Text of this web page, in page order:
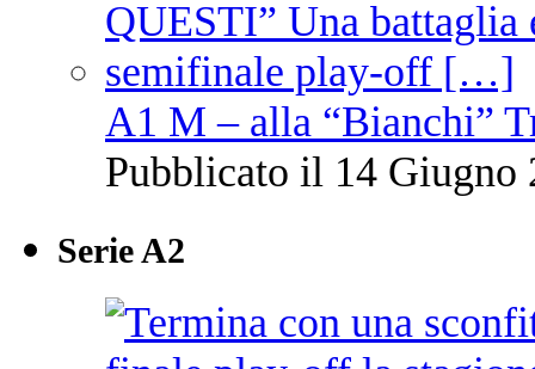
A1 M – alla “Bianchi”
Pubblicato il 14 Giugno
Serie A2